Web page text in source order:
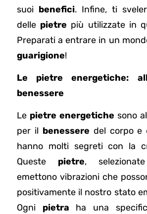
suoi benefici. Infine, ti
delle pietre più utilizzate in
Preparati a entrare in un
guarigione!
Le pietre energetiche:
benessere
Le pietre energetiche sono
per il benessere del corpo e
hanno molti segreti con la
Queste pietre,
emettono vibrazioni che
positivamente il nostro stato
Ogni pietra ha una